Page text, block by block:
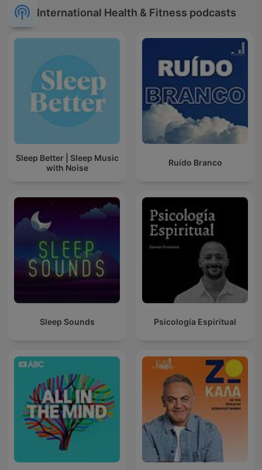
International Health & Fitness podcasts
Sleep Better | Sleep Music
with Noise
Ruído Branco
Sleep Sounds Psicología Espiritual